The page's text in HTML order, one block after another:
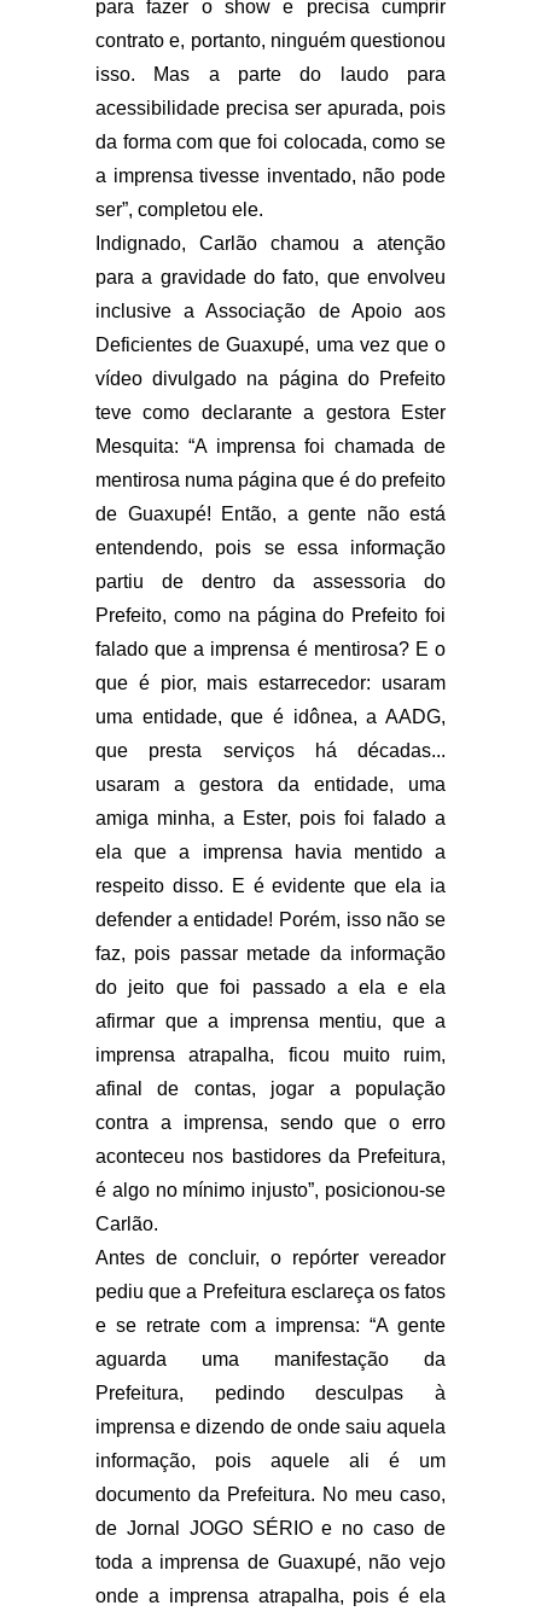
para fazer o show e precisa cumprir
contrato e, portanto, ninguém questionou
isso. Mas a parte do laudo para
acessibilidade precisa ser apurada, pois
da forma com que foi colocada, como se
a imprensa tivesse inventado, não pode
ser”, completou ele.
Indignado, Carlão chamou a atenção
para a gravidade do fato, que envolveu
inclusive a Associação de Apoio aos
Deficientes de Guaxupé, uma vez que o
vídeo divulgado na página do Prefeito
teve como declarante a gestora Ester
Mesquita: “A imprensa foi chamada de
mentirosa numa página que é do prefeito
de Guaxupé! Então, a gente não está
entendendo, pois se essa informação
partiu de dentro da assessoria do
Prefeito, como na página do Prefeito foi
falado que a imprensa é mentirosa? E o
que é pior, mais estarrecedor: usaram
uma entidade, que é idônea, a AADG,
que presta serviços há décadas...
usaram a gestora da entidade, uma
amiga minha, a Ester, pois foi falado a
ela que a imprensa havia mentido a
respeito disso. E é evidente que ela ia
defender a entidade! Porém, isso não se
faz, pois passar metade da informação
do jeito que foi passado a ela e ela
afirmar que a imprensa mentiu, que a
imprensa atrapalha, ficou muito ruim,
afinal de contas, jogar a população
contra a imprensa, sendo que o erro
aconteceu nos bastidores da Prefeitura,
é algo no mínimo injusto”, posicionou-se
Carlão.
Antes de concluir, o repórter vereador
pediu que a Prefeitura esclareça os fatos
e se retrate com a imprensa: “A gente
aguarda uma manifestação da
Prefeitura, pedindo desculpas à
imprensa e dizendo de onde saiu aquela
informação, pois aquele ali é um
documento da Prefeitura. No meu caso,
de Jornal JOGO SÉRIO e no caso de
toda a imprensa de Guaxupé, não vejo
onde a imprensa atrapalha, pois é ela